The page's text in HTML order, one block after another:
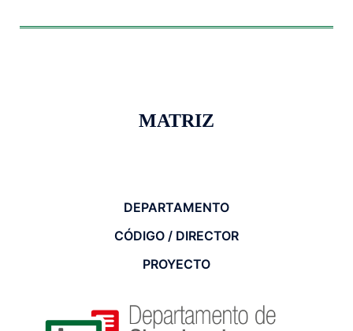
MATRIZ
DEPARTAMENTO
CÓDIGO / DIRECTOR
PROYECTO